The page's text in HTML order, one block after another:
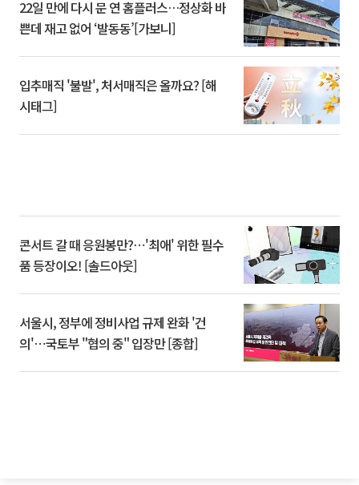
22일 만에 다시 문 연 홈플러스…정상화 바
쁜데 재고 없어 ‘발동동’[가보니]
입추매직 '불발', 처서매직은 올까요? [해
시태그]
콘서트 갈 때 응원봉만?⋯'최애' 위한 필수
품 등장이오! [솔드아웃]
서울시, 정부에 정비사업 규제 완화 '건
의'⋯국토부 "협의 중" 입장만 [종합]